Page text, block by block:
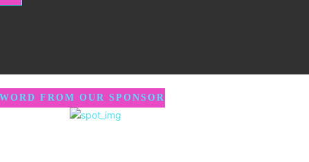
FROM OUR SPONSOR